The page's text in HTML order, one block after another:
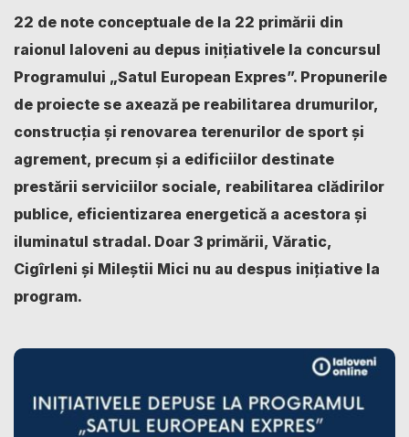
22 de note conceptuale de la 22 primării din
raionul Ialoveni au depus inițiativele la concursul
Programului „Satul European Expres”. Propunerile
de proiecte se axează pe reabilitarea drumurilor,
construcția și renovarea terenurilor de sport și
agrement, precum și a edificiilor destinate
prestării serviciilor sociale, reabilitarea clădirilor
publice, eficientizarea energetică a acestora și
iluminatul stradal. Doar 3 primării, Văratic,
Cigîrleni și Mileștii Mici nu au despus inițiative la
program.